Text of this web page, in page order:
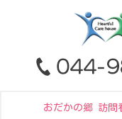
おだかの郷 訪問